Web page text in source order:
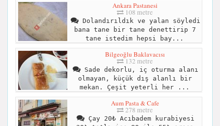
Ankara Pastanesi
108 metre
Dolandırıldık ve yalan söyledi
bana tane bir tane denettirip 7
tane istedim hepsi bay...
Bilgeoğlu Baklavacısı
132 metre
Sade dekorlu, iç oturma alanı
olmayan, küçük dış alanlı bir
mekan. Çeşit yeterli her ...
Aum Pasta & Cafe
278 metre
Çay 20₺ Acıbadem kurabiyesi